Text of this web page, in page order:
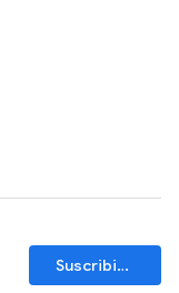
Suscribirse